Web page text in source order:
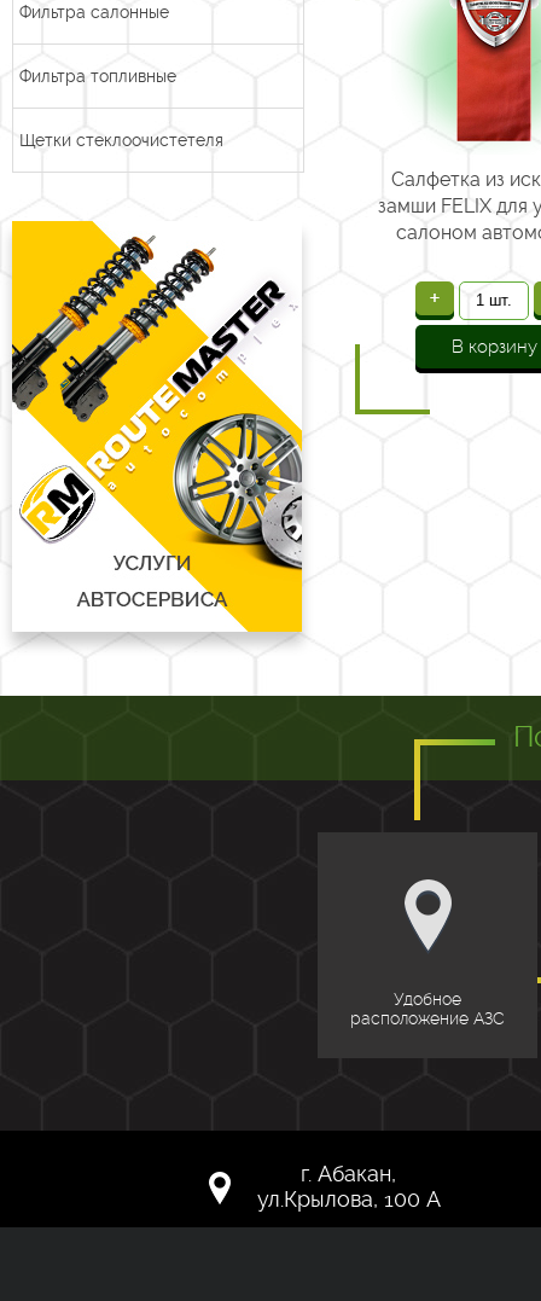
Фильтра салонные
Фильтра топливные
Щетки стеклоочистетеля
Салфетка из
замши FELIX для
салоном
+
В корзину
Удобное
расположение АЗС
г. Абакан,
ул.Крылова, 100 А